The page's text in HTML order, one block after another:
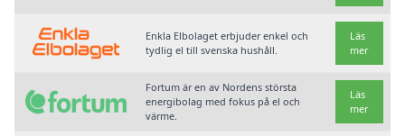
Enkla Elbolaget erbjuder enkel och
tydlig el till svenska hushåll.
Läs
mer
Fortum är en av Nordens största
energibolag med fokus på el och
värme.
Läs
mer